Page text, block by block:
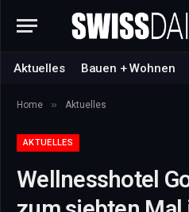
Aktuelles Bauen + Wohnen
Home » Aktuelles
AKTUELLES
Wellnesshotel